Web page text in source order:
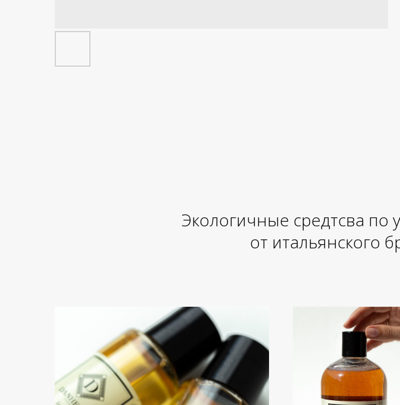
Экологичные средтсва по
от итальянского